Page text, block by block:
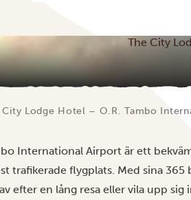
The City
City Lodge Hotel – O.R. Tambo
International Airport är ett
trafikerade flygplats. Med sina
efter en lång resa eller vila upp